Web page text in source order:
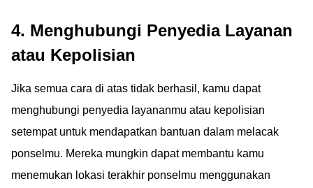
4. Menghubungi Penyedia Layanan
atau Kepolisian
Jika semua cara di atas tidak berhasil, kamu dapat
menghubungi penyedia layananmu atau kepolisian
setempat untuk mendapatkan bantuan dalam melacak
ponselmu. Mereka mungkin dapat membantu kamu
menemukan lokasi terakhir ponselmu menggunakan